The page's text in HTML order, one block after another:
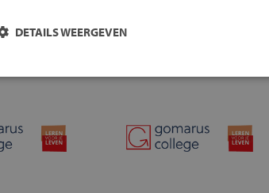
DETAILS WEERGEVEN